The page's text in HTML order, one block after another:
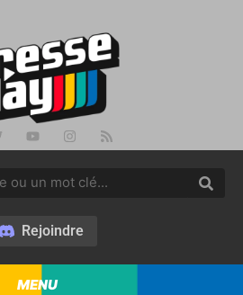
Rejoindre
MENU